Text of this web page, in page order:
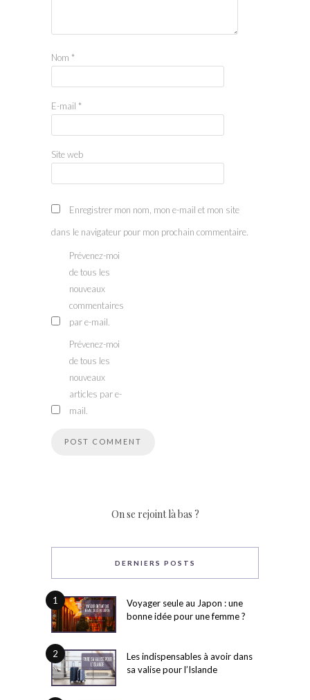
Nom *
E-mail *
Site web
Enregistrer mon nom, mon e-mail et mon site
dans le navigateur pour mon prochain commentaire.
Prévenez-moi
de tous les
nouveaux
commentaires
par e-mail.
Prévenez-moi
de tous les
nouveaux
articles par e-
mail.
On se rejoint là bas ?
DERNIERS POSTS
1
Voyager seule au Japon : une
bonne idée pour une femme ?
2
Les indispensables à avoir dans
sa valise pour l’Islande